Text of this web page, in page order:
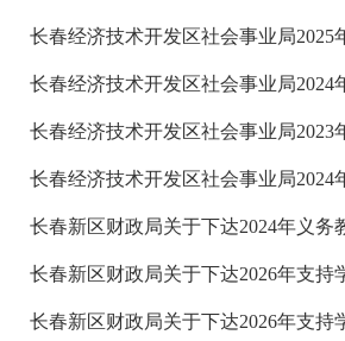
长春经济技术开发区社会事业局2025
长春经济技术开发区社会事业局2024
长春经济技术开发区社会事业局2023
长春经济技术开发区社会事业局2024
长春新区财政局关于下达2026年支持
长春新区财政局关于下达2026年支持